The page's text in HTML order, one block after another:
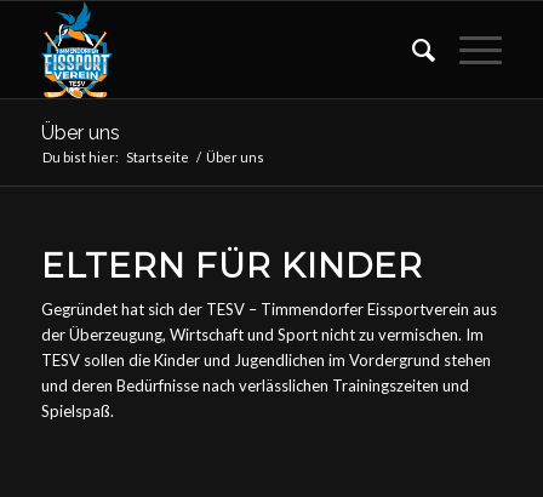
Über uns
Du bist hier: Startseite / Über uns
ELTERN FÜR KINDER
Gegründet hat sich der TESV – Timmendorfer Eissportverein aus
der Überzeugung, Wirtschaft und Sport nicht zu vermischen. Im
TESV sollen die Kinder und Jugendlichen im Vordergrund stehen
und deren Bedürfnisse nach verlässlichen Trainingszeiten und
Spielspaß.